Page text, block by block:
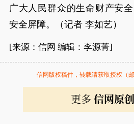
广大人民群众的生命财产安
安全屏障。（记者 李如艺）
[来源：信网 编辑：李源菁]
信网版权稿件，转载请获取授权（邮
更多 信网原创